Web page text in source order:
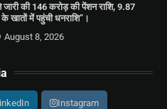
जारी की 146 करोड़ की पेंशन राशि, 9.87
के खातों में पहुंची धनराशि”।
August 8, 2026
Instagram